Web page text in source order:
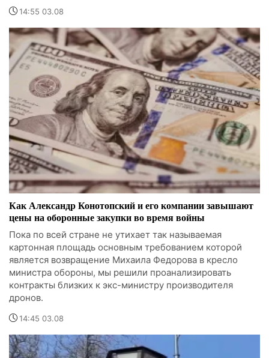
14:55 03.08
Как Александр Конотопский и его компании завышают
цены на оборонные закупки во время войны
Пока по всей стране не утихает так называемая
картонная площадь основным требованием которой
является возвращение Михаила Федорова в кресло
министра обороны, мы решили проанализировать
контракты близких к экс-министру производителя
дронов.
14:45 03.08